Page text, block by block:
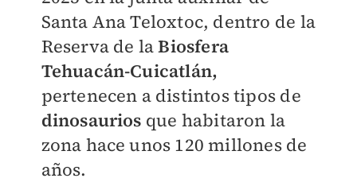
Santa Ana Teloxtoc, dentro de la
Reserva de laBiosfera
Tehuacán-Cuicatlán,
pertenecen a distintos tipos de
dinosaurios que habitaron la
zona hace unos 120 millones de
años.